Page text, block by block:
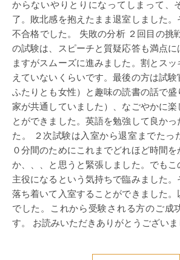
からないやりとりになってしまって、
了。敗北感を抱えたまま退室しました。
不合格でした。 失敗の分析 ２回目の挑
の試験は、スピーチと質疑応答も満点
ますがスムーズに進みました。割とス
えていないくらいです。最後の方は試
ふたりとも女性）と趣味の読書の話で
家が共通していました）、なごやかに楽
とができました。英語を勉強して良か
た。 ２次試験は入室から退室までたっ
０分間のためにこれまでどれほど時間
か、、、と思うと緊張しました。でも
主役になるという気持ちで臨みました。
落ち着いて入室することができました
でした。これから受験される方のご成
す。 お読みいただきありがとうございま